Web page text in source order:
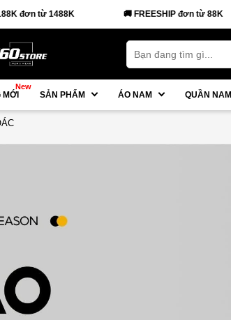
🚚 FREESHIP đơn từ 88K
MỚI
New
SẢN PHẨM ÁO NAM QUẦN NAM